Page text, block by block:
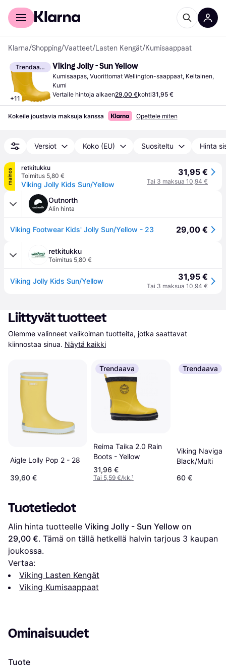
Kuluttajille
Klarna/Shopping/Vaatteet/Lasten Kengät/Kumisaappaat
Trendaava
+11
Viking Jolly - Sun Yellow
Kumisaapas, Vuorittomat Wellington-saappaat, Keltainen,
Kumi
Vertaile hintoja alkaen29,00 €kohti31,95 €
Kokeile joustavia maksuja kanssa Opettele miten
Versiot Koko (EU) Suositeltu Hinta
mainos
retkitukku
Toimitus 5,80 €
Viking Jolly Kids Sun/Yellow
31,95 €
Tai 3 maksua 10,94 €
Outnorth
Alin hinta
Viking Footwear Kids' Jolly Sun/Yellow - 23 29,00 €
retkitukku
Toimitus 5,80 €
Viking Jolly Kids Sun/Yellow 31,95 €
Tai 3 maksua 10,94 €
Liittyvät tuotteet
Olemme valinneet valikoiman tuotteita, jotka saattavat
kiinnostaa sinua. Näytä kaikki
Aigle Lolly Pop 2 - 28
39,60 €
Trendaava
Reima Taika 2.0 Rain
Boots - Yellow
31,96 €
Tai 5,59 €/kk.¹
Trendaava
Viking
Black/Multi
60 €
Tuotetiedot
Alin hinta tuotteelle Viking Jolly - Sun Yellow
29,00 €. Tämä on tällä hetkellä halvin tarjous 3 kaupan
joukossa.
Vertaa:
Viking Lasten Kengät
Viking Kumisaappaat
Ominaisuudet
Tuote